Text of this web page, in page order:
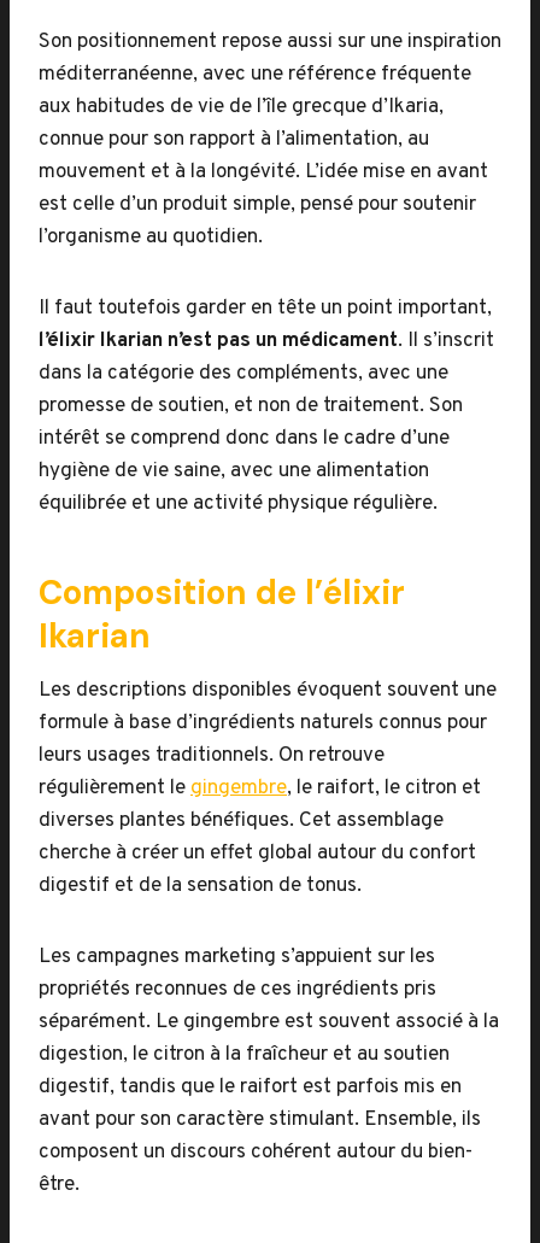
Son positionnement repose aussi sur une inspiration
méditerranéenne, avec une référence fréquente
aux habitudes de vie de l’île grecque d’Ikaria,
connue pour son rapport à l’alimentation, au
mouvement et à la longévité. L’idée mise en avant
est celle d’un produit simple, pensé pour soutenir
l’organisme au quotidien.
Il faut toutefois garder en tête un point important,
l’élixir Ikarian n’est pas un médicament. Il s’inscrit
dans la catégorie des compléments, avec une
promesse de soutien, et non de traitement. Son
intérêt se comprend donc dans le cadre d’une
hygiène de vie saine, avec une alimentation
équilibrée et une activité physique régulière.
Composition de l’élixir
Ikarian
Les descriptions disponibles évoquent souvent une
formule à base d’ingrédients naturels connus pour
leurs usages traditionnels. On retrouve
régulièrement legingembre, le raifort, le citron et
diverses plantes bénéfiques. Cet assemblage
cherche à créer un effet global autour du confort
digestif et de la sensation de tonus.
Les campagnes marketing s’appuient sur les
propriétés reconnues de ces ingrédients pris
séparément. Le gingembre est souvent associé à la
digestion, le citron à la fraîcheur et au soutien
digestif, tandis que le raifort est parfois mis en
avant pour son caractère stimulant. Ensemble, ils
composent un discours cohérent autour du bien-
être.